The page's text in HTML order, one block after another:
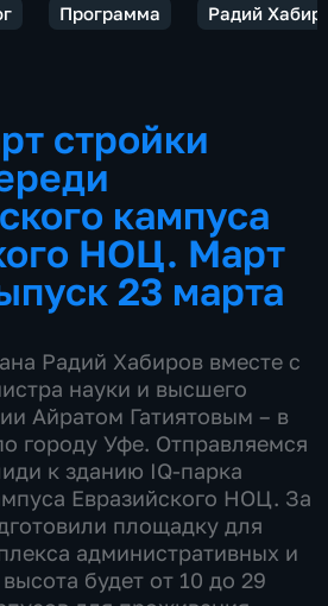
Программа Радий
стройки
кампуса
НОЦ. Март
23 марта
Радий Хабиров вместе с
науки и высшего
Айратом Гатиятовым – в
городу Уфе. Отправляемся
к зданию IQ-парка
Евразийского НОЦ. За
площадку для
административных и
будет от 10 до 29